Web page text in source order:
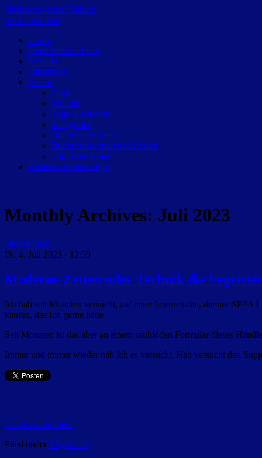
Nachtschwärmer Philipp
Skip to content
Home
Über mich und hier
Kontakt
Gästebuch
Archiv
Tage
Monate
Tage & Monate
Kategorien
Buchrezensionen
Buchrezensionen nach Autor
Filmrezensionen
Katastrophenvorsorge
Monthly Archives: Juli 2023
Newer posts →
Di. 4. Juli 2023 · 12:59
Moderne Zeiten oder Technik die
Ich hab seit Monaten versucht, auf einer Internetseite, die nur
kaufen, das Ich gerne hätte.
Seit Monaten ist das aber an einem saublöden Formular dieses
Immer und immer wieder hab Ich es versucht. Hab versucht den
Leave a Comment
Filed under Allgemein